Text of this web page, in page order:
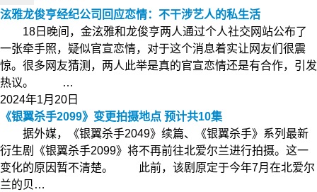
泫雅龙俊亨经纪公司回应恋情：不干涉艺人的私生活
18日晚间，金泫雅和龙俊亨两人通过个人社交网站公布了
一张牵手照，疑似官宣恋情，对于这个消息着实让网友们很震
惊。很多网友猜测，两人此举是真的官宣恋情还是有合作，引发
热议。 …
2024年1月20日
《银翼杀手2099》变更拍摄地点 预计共10集
据外媒，《银翼杀手2049》续篇、《银翼杀手》系列最新
衍生剧《银翼杀手2099》将不再前往北爱尔兰进行拍摄。这一
变化的原因暂不清楚。 此前，该剧原定于今年7月在北爱尔
兰的贝…